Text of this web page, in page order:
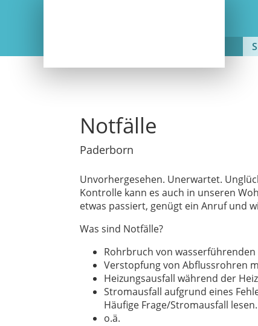
Notfälle
Paderborn
Unvorhergesehen. Unerwartet.
Kontrolle kann es auch in unseren
etwas passiert, genügt ein Anruf und
Was sind Notfälle?
Rohrbruch von
Verstopfung von Abflussrohren
Heizungsausfall während der
Stromausfall aufgrund eines
Häufige Frage/Stromausfall lesen.
o.ä.